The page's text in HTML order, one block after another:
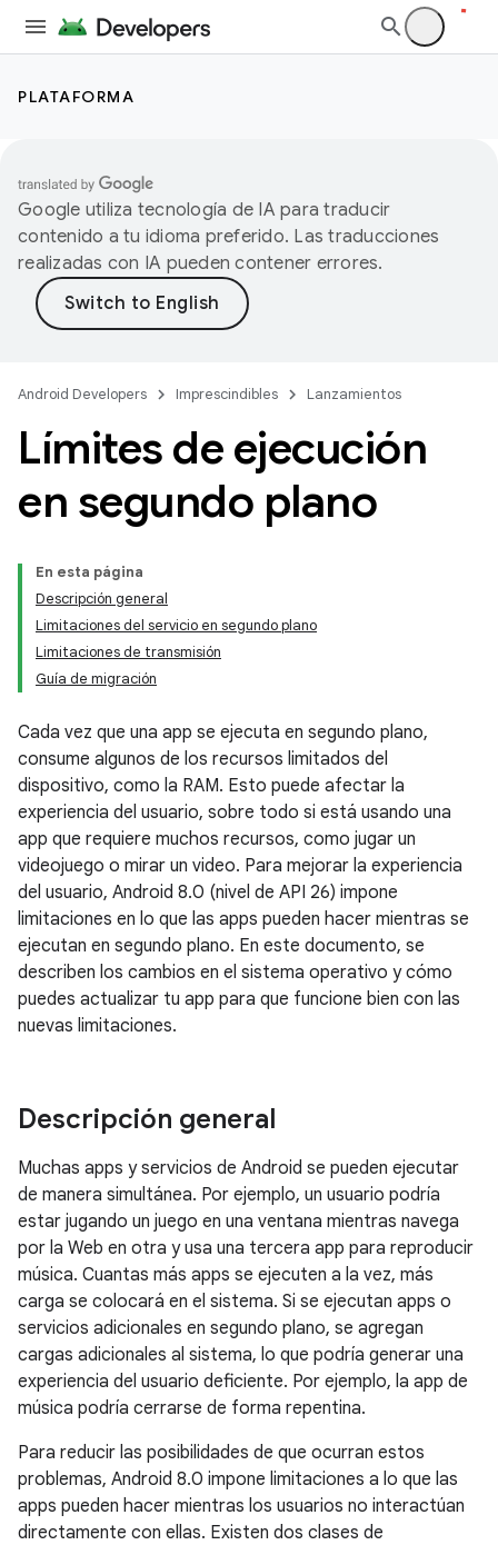
PLATAFORMA
Google utiliza tecnología de IA para traducir
contenido a tu idioma preferido. Las traducciones
realizadas con IA pueden contener errores.
Android Developers Imprescindibles Lanzamientos
Límites de ejecución
en segundo plano
En esta página
Descripción general
Limitaciones del servicio en segundo plano
Limitaciones de transmisión
Guía de migración
Cada vez que una app se ejecuta en segundo plano,
consume algunos de los recursos limitados del
dispositivo, como la RAM. Esto puede afectar la
experiencia del usuario, sobre todo si está usando una
app que requiere muchos recursos, como jugar un
videojuego o mirar un video. Para mejorar la experiencia
del usuario, Android 8.0 (nivel de API 26) impone
limitaciones en lo que las apps pueden hacer mientras se
ejecutan en segundo plano. En este documento, se
describen los cambios en el sistema operativo y cómo
puedes actualizar tu app para que funcione bien con las
nuevas limitaciones.
Descripción general
Muchas apps y servicios de Android se pueden ejecutar
de manera simultánea. Por ejemplo, un usuario podría
estar jugando un juego en una ventana mientras navega
por la Web en otra y usa una tercera app para reproducir
música. Cuantas más apps se ejecuten a la vez, más
carga se colocará en el sistema. Si se ejecutan apps o
servicios adicionales en segundo plano, se agregan
cargas adicionales al sistema, lo que podría generar una
experiencia del usuario deficiente. Por ejemplo, la app de
música podría cerrarse de forma repentina.
Para reducir las posibilidades de que ocurran estos
problemas, Android 8.0 impone limitaciones a lo que las
apps pueden hacer mientras los usuarios no interactúan
directamente con ellas. Existen dos clases de